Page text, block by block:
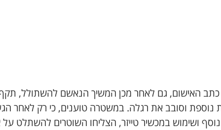
כתב האישום, גם לאחר מכן המשיך הנאשם להשתולל,
נוספת וסובב את רגלה. במשטרה טוענים, כי רק לאחר
ושימוש במכשיר טייזר, הצליחו השוטרים להשתלט על